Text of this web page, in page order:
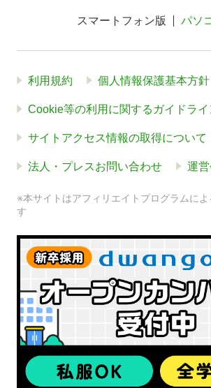
スマートフォン版 パソ
利用規約 個人情報保護基本方針
Cookie等の利用に関するガイドライ
サイトアクセス情報の取得について
法人・プレスお問い合わせ 運
※本サイトはアフィリエイトプログラムによ
す